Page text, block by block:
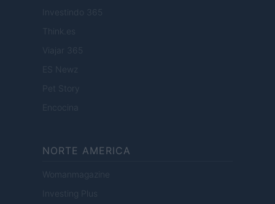
Investindo 365
Think.es
Viajar 365
ES Newz
Pet Story
Encocina
NORTE AMERICA
Womanmagazine
Investing Plus